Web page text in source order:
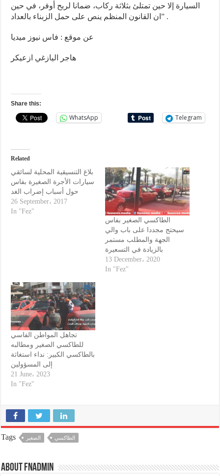
السيارة إلا حين تمتلئ بثلاثة ركاب، ضمانا لربح أوفر، في حين
ان القانون المنظم ينص على حمل الزبناء بالعداد” .
عن موقع : فاس نيوز ميديا
هاجر اليازغي ازعيكر
Share this:
WhatsApp Telegram
Related
بلاغ التنسيقية المحلية لسائقي
سيارات الأجرة الصغيرة بفاس
حول أسباب إضراب الغد
26 September، 2017
In "Fez"
الطاكسي الصغير بفاس
سيحتج مجددا على باب والي
الجهة والمطلب مستمر
بالزيادة في التسعيرة
13 December، 2020
In "Fez"
تجاهل المواطن الفاسي
للطاكسي الصغير ومطالبه
بالطاكسي الكبير: نداء استغاثة
إلى المسؤولين
21 June، 2023
In "Fez"
Tags الصغير الطاكسي
About fnadmin